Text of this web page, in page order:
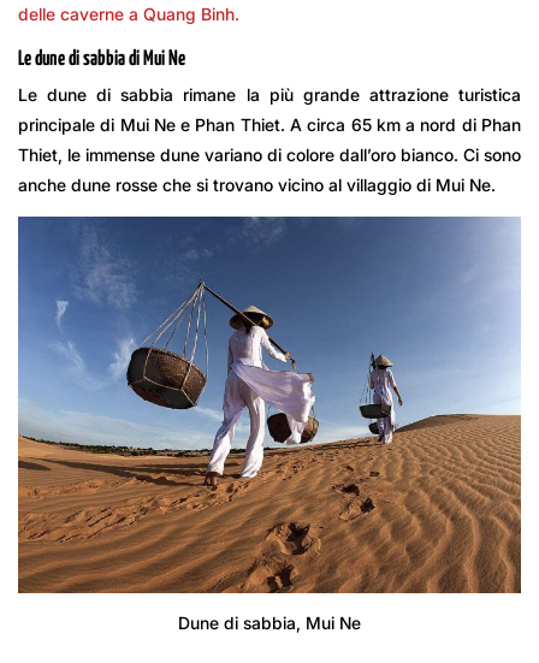
delle caverne a Quang Binh.
Le dune di sabbia di Mui Ne
Le dune di sabbia rimane la più grande attrazione turistica
principale di Mui Ne e Phan Thiet. A circa 65 km a nord di Phan
Thiet, le immense dune variano di colore dall’oro bianco. Ci sono
anche dune rosse che si trovano vicino al villaggio di Mui Ne.
Dune di sabbia, Mui Ne